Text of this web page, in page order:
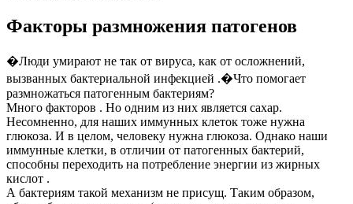
Факторы размножения патогенов
�Люди умирают не так от вируса, как от осложнений,
вызванных бактериальной инфекцией .�Что помогает
размножаться патогенным бактериям?
Много факторов . Но одним из них является сахар.
Несомненно, для наших иммунных клеток тоже нужна
глюкоза. И в целом, человеку нужна глюкоза. Однако наши
иммунные клетки, в отличии от патогенных бактерий,
способны переходить на потребление энергии из жирных
кислот .
А бактериям такой механизм не присущ. Таким образом,